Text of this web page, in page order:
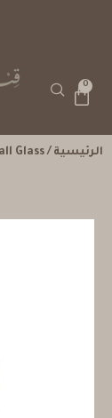
0
الرئيسية /
Glass